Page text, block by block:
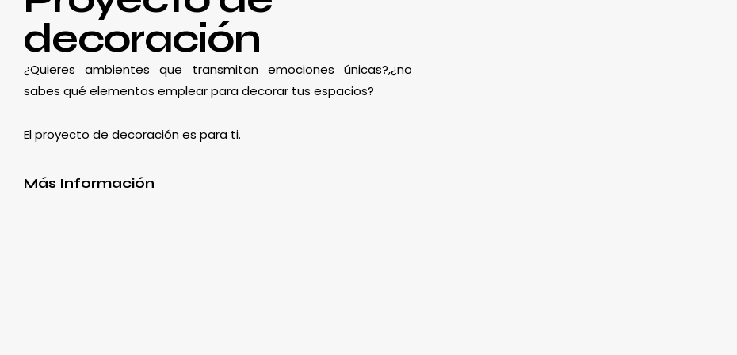
decoración
¿Quieres ambientes que transmitan emociones únicas?,¿no
sabes qué elementos emplear para decorar tus espacios?
El proyecto de decoración es para ti.
Más Información